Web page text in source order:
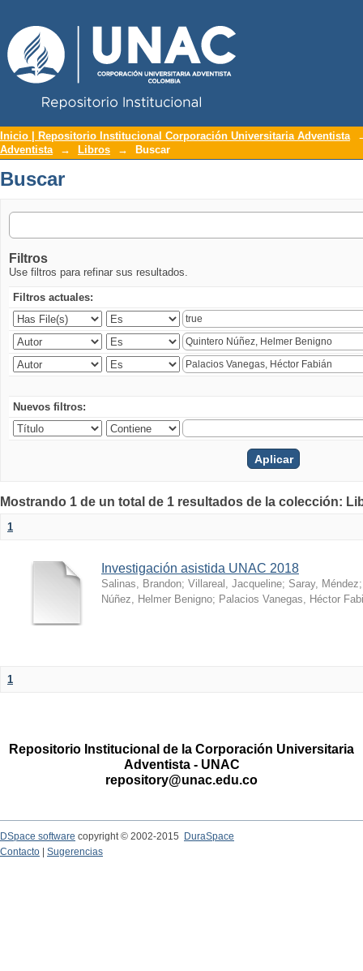
Buscar
Inicio | Repositorio Institucional Corporación Universitaria Adventista
Adventista
→ Libros → Buscar
Buscar
Filtros
Use filtros para refinar sus resultados.
Filtros actuales:
Nuevos filtros:
Mostrando 1 de un total de 1 resultados de la colección:
1
Investigación asistida UNAC 2018
Salinas, Brandon; Villareal, Jacqueline; Saray, Méndez
Núñez, Helmer Benigno; Palacios Vanegas, Héctor
1
Repositorio Institucional de la Corporación Universitaria
Adventista - UNAC
repository@unac.edu.co
DSpace software copyright © 2002-2015
DuraSpace
Contacto
Sugerencias